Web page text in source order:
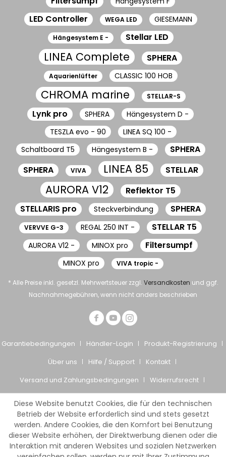
LED Controller WEGA LED GIESEMANN
Hängesystem E - Stellar LED
LINEA Complete SPHERA
Aquarienlüfter CLASSIC 100 HOB
CHROMA marine STELLAR-S
Lynk pro SPHERA
Hängesystem D -
TESZLA evo - 90
LINEA SQ 100 -
Schaltboard T5
Hängesystem B -
SPHERA
SPHERA
VIVA LINEA 85 STELLAR
AURORA V12
Reflektor T5
STELLARIS pro
Steckverbindung SPHERA
VERVVE G-3 REGAL 250 INT - STELLAR T5
AURORA V12 - MINOX pro Filtersumpf
MINOX pro VIVA tropic -
* Alle Preise inkl. gesetzl. Mehrwertsteuer zzgl. Versandkosten und ggf.
Nachnahmegebühren, wenn nicht anders beschrieben
Garantiebedingungen Händler-Login
Produkt-Registrierung
Über uns
Hilfe / Support
Kontakt
Versand und Zahlungsbedingungen
Widerrufsrecht
© Giesemann Aquaristik GmbH
Diese Website benutzt Cookies, die für den technischen
Betrieb der Website erforderlich sind und stets gesetzt
werden. Andere Cookies, die den Komfort bei Benutzung
dieser Website erhöhen, der Direktwerbung dienen oder die
Interaktion mit anderen Websites und sozialen Netzwerken